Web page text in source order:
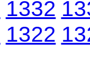
1332
1322